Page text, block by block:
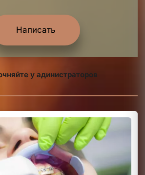
Написать
у адинистраторов